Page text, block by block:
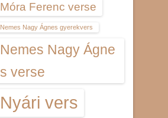
Móra Ferenc verse
Nemes Nagy Ágnes gyerekvers
Nemes Nagy Ágne
s verse
Nyári vers